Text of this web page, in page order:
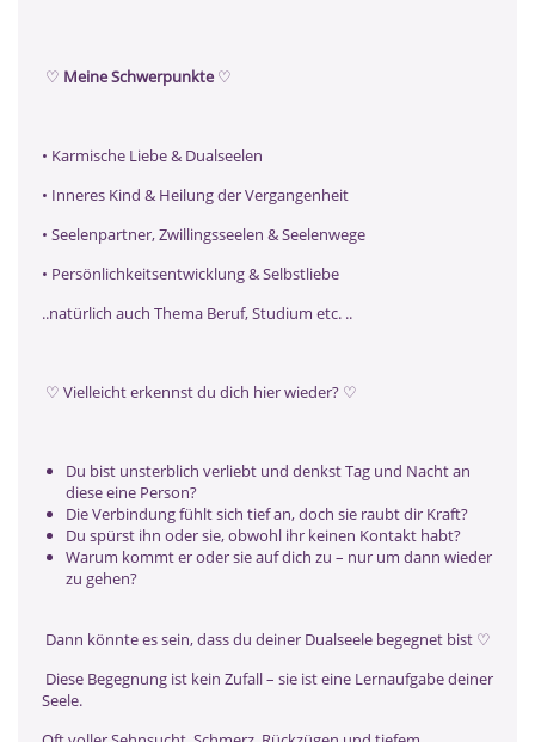
♡ Meine Schwerpunkte♡
• Karmische Liebe & Dualseelen
• Inneres Kind & Heilung der Vergangenheit
• Seelenpartner, Zwillingsseelen & Seelenwege
• Persönlichkeitsentwicklung & Selbstliebe
..natürlich auch Thema Beruf, Studium etc. ..
♡ Vielleicht erkennst du dich hier wieder? ♡
Du bist unsterblich verliebt und denkst Tag und Nacht an
diese eine Person?
Die Verbindung fühlt sich tief an, doch sie raubt dir Kraft?
Du spürst ihn oder sie, obwohl ihr keinen Kontakt habt?
Warum kommt er oder sie auf dich zu – nur um dann wieder
zu gehen?
Dann könnte es sein, dass du deiner Dualseele begegnet bist ♡
Diese Begegnung ist kein Zufall – sie ist eine Lernaufgabe deiner
Seele.